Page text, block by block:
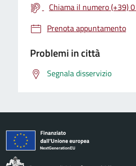
Chiama il numero (+39)
Prenota appuntamento
Problemi in città
Segnala disservizio